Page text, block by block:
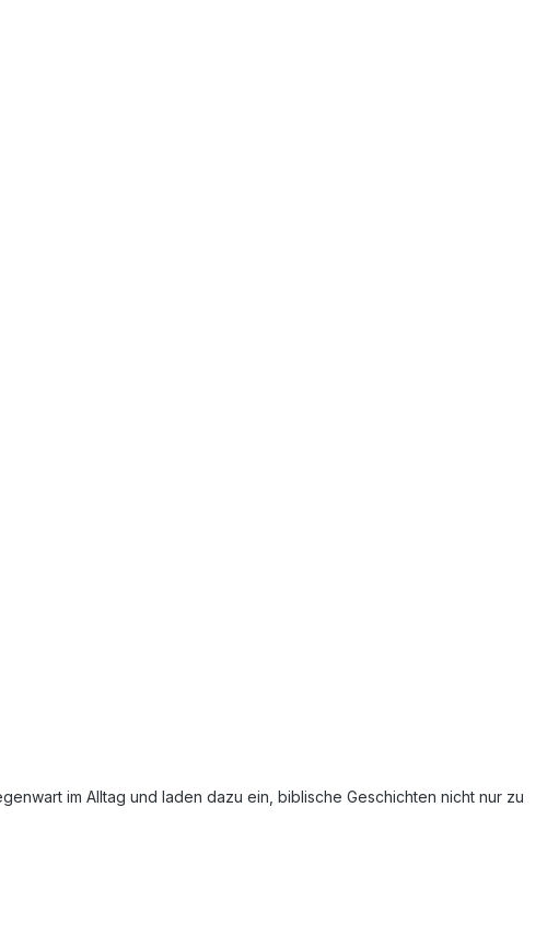
im Alltag und laden dazu ein, biblische Geschichten nicht nur zu